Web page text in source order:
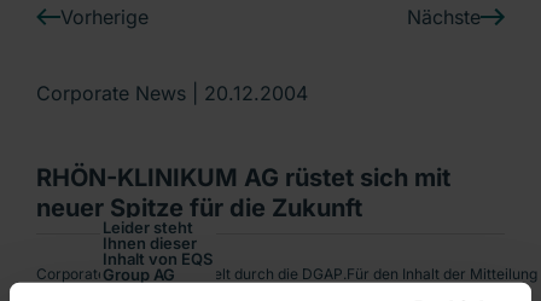
Ein Unternehmen der RHÖN-KLINIKUM AG
Vorherige Nächste
Corporate News | 20.12.2004
RHÖN-KLINIKUM AG rüstet sich mit
neuer Spitze für die Zukunft
Corporate-News übermittelt durch die DGAP.Für den Inhalt der
Leider steht
Ihnen dieser
Inhalt von EQS
Group AG